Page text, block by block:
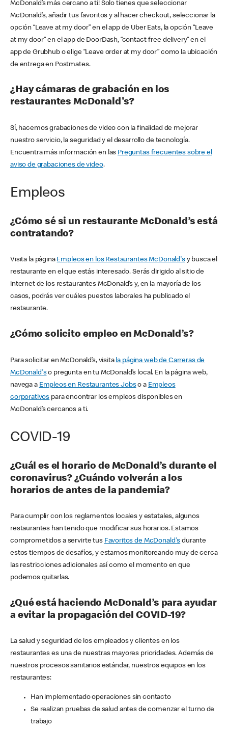
McDonald’s más cercano a ti! Solo tienes que seleccionar
McDonald’s, añadir tus favoritos y al hacer checkout, seleccionar la
opción “Leave at my door” en el app de Uber Eats, la opción “Leave
at my door” en el app de DoorDash, “contact-free delivery” en el
app de Grubhub o elige “Leave order at my door” como la ubicación
de entrega en Postmates.
¿Hay cámaras de grabación en los
restaurantes McDonald's?
Sí, hacemos grabaciones de video con la finalidad de mejorar
nuestro servicio, la seguridad y el desarrollo de tecnología.
Encuentra más información en las Preguntas frecuentes sobre el
aviso de grabaciones de video.
Empleos
¿Cómo sé si un restaurante McDonald’s está
contratando?
Visita la página Empleos en los Restaurantes McDonald'sy busca el
restaurante en el que estás interesado. Serás dirigido al sitio de
internet de los restaurantes McDonald’s y, en la mayoría de los
casos, podrás ver cuáles puestos laborales ha publicado el
restaurante.
¿Cómo solicito empleo en McDonald’s?
Para solicitar en McDonald’s, visita la página web de Carreras de
McDonald'so pregunta en tu McDonald’s local. En la página web,
navega a Empleos en Restaurantes Jobso a Empleos
corporativos para encontrar los empleos disponibles en
McDonald’s cercanos a ti.
COVID-19
¿Cuál es el horario de McDonald’s durante el
coronavirus? ¿Cuándo volverán a los
horarios de antes de la pandemia?
Para cumplir con los reglamentos locales y estatales, algunos
restaurantes han tenido que modificar sus horarios. Estamos
comprometidos a servirte tus Favoritos de McDonald's durante
estos tiempos de desafíos, y estamos monitoreando muy de cerca
las restricciones adicionales así como el momento en que
podemos quitarlas.
¿Qué está haciendo McDonald’s para ayudar
a evitar la propagación del COVID-19?
La salud y seguridad de los empleados y clientes en los
restaurantes es una de nuestras mayores prioridades. Además de
nuestros procesos sanitarios estándar, nuestros equipos en los
restaurantes:
Han implementado operaciones sin contacto
Se realizan pruebas de salud antes de comenzar el turno de
trabajo